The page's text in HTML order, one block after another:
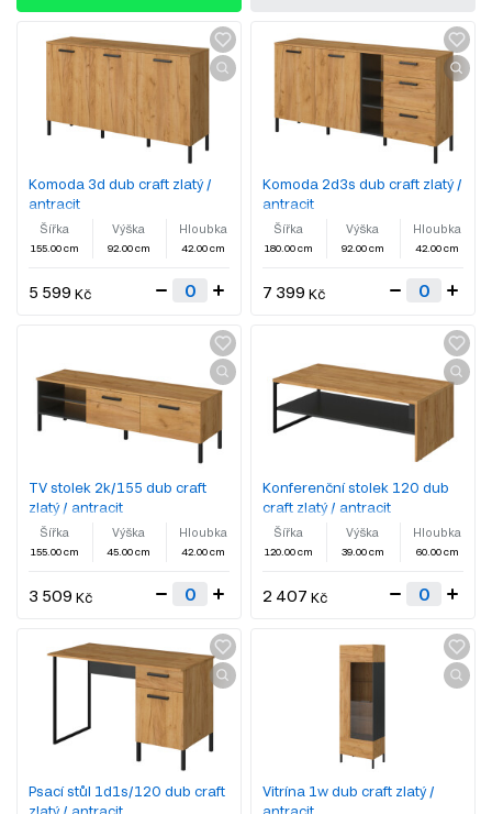
Komoda 3d dub craft zlatý /
antracit
Šířka
155.00 cm
Výška
92.00 cm
Hloubka
42.00 cm
5 599 Kč
Komoda 2d3s dub craft zlatý /
antracit
Šířka
180.00 cm
Výška
92.00 cm
Hloubka
42.00 cm
7 399 Kč
TV stolek 2k/155 dub craft
zlatý / antracit
Šířka
155.00 cm
Výška
45.00 cm
Hloubka
42.00 cm
3 509 Kč
Konferenční stolek 120 dub
craft zlatý / antracit
Šířka
120.00 cm
Výška
39.00 cm
Hloubka
60.00 cm
2 407 Kč
Psací stůl 1d1s/120 dub craft
Vitrína 1w dub craft zlatý /